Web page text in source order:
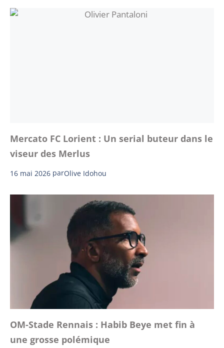
Mercato FC Lorient : Un serial buteur dans le
viseur des Merlus
16 mai 2026 parOlive Idohou
OM-Stade Rennais : Habib Beye met fin à
une grosse polémique